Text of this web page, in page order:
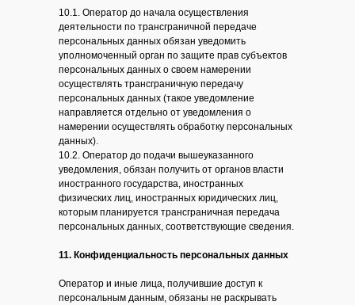
10.1. Оператор до начала осуществления
деятельности по трансграничной передаче
персональных данных обязан уведомить
уполномоченный орган по защите прав субъектов
персональных данных о своем намерении
осуществлять трансграничную передачу
персональных данных (такое уведомление
направляется отдельно от уведомления о
намерении осуществлять обработку персональных
данных).
10.2. Оператор до подачи вышеуказанного
уведомления, обязан получить от органов власти
иностранного государства, иностранных
физических лиц, иностранных юридических лиц,
которым планируется трансграничная передача
персональных данных, соответствующие сведения.
11. Конфиденциальность персональных данных
Оператор и иные лица, получившие доступ к
персональным данным, обязаны не раскрывать